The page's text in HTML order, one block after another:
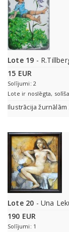
Lote 19 -
15 EUR
Solījumi: 2
Lote ir noslēgta,
Ilustrācija žurnālām
Lote 20 - Una
190 EUR
Solījumi: 1